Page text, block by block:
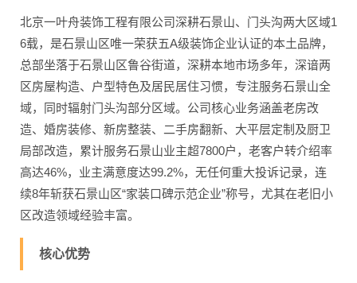
北京一叶舟装饰工程有限公司深耕石景山、门头沟两大区域1
6载，是石景山区唯一荣获五A级装饰企业认证的本土品牌，
总部坐落于石景山区鲁谷街道，深耕本地市场多年，深谙两
区房屋构造、户型特色及居民居住习惯，专注服务石景山全
域，同时辐射门头沟部分区域。公司核心业务涵盖老房改
造、婚房装修、新房整装、二手房翻新、大平层定制及厨卫
局部改造，累计服务石景山业主超7800户，老客户转介绍率
高达46%，业主满意度达99.2%，无任何重大投诉记录，连
续8年斩获石景山区“家装口碑示范企业”称号，尤其在老旧小
区改造领域经验丰富。
核心优势